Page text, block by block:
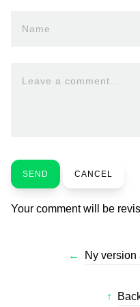
Name
Leave a comment...
SEND CANCEL
Your comment will be
← Ny version
↑